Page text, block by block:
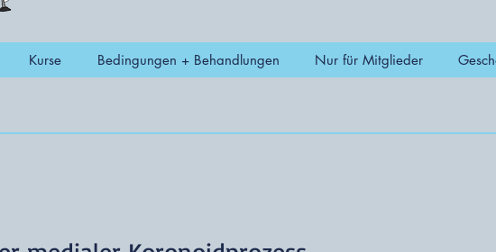
Kurse Bedingungen + Behandlungen Nur für Mitglieder